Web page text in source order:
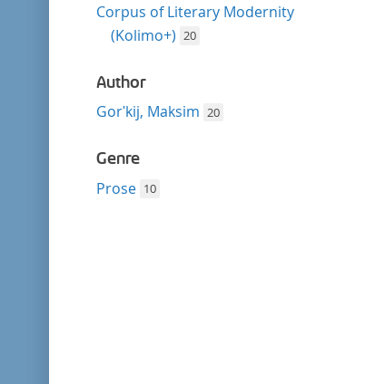
Corpus of Literary Modernity
(Kolimo+) 20
Author
Gorʹkij, Maksim 20
Genre
Prose 10